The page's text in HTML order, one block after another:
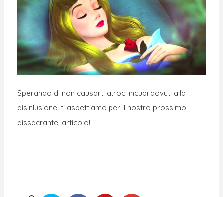
Sperando di non causarti atroci incubi dovuti alla
disinlusione, ti aspettiamo per il nostro prossimo,
dissacrante, articolo!